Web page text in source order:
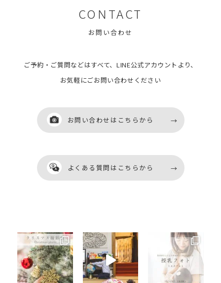
CONTACT
お問い合わせ
ご予約・ご質問などはすべて、LINE公式アカウントより、
お気軽にごお問い合わせください
お問い合わせはこちらから
よくある質問はこちらから